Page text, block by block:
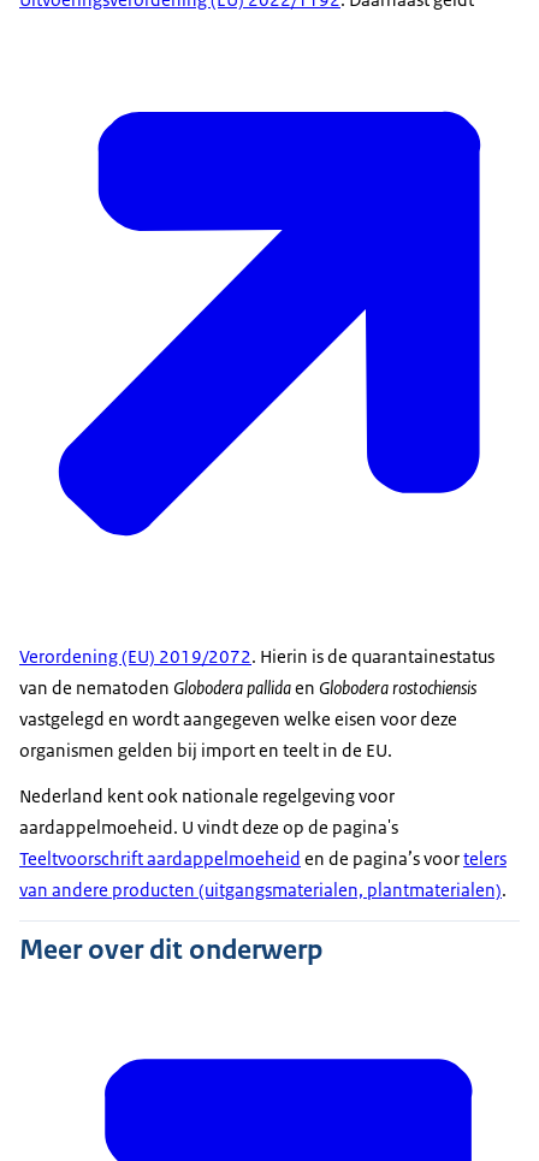
Verordening (EU) 2019/2072. Hierin is de quarantainestatus
van de nematoden Globodera pallidaen Globodera rostochiensis
vastgelegd en wordt aangegeven welke eisen voor deze
organismen gelden bij import en teelt in de EU.
Nederland kent ook nationale regelgeving voor
aardappelmoeheid. U vindt deze op de pagina's
Teeltvoorschrift aardappelmoeheid en de pagina’s voortelers
van andere producten (uitgangsmaterialen, plantmaterialen).
Meer over dit onderwerp